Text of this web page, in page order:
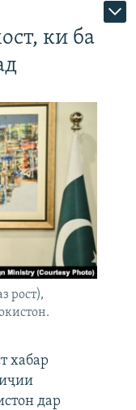
ки ба
рост),
хабар
дар